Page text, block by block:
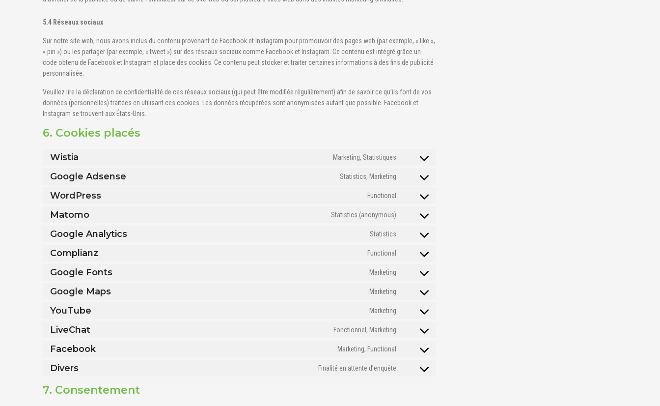
5.4 Réseaux sociaux
Sur notre site web, nous avons inclus du contenu provenant de Facebook et Instagram pour promouvoir des pages web (par exemple, « like »,
« pin ») ou les partager (par exemple, « tweet ») sur des réseaux sociaux comme Facebook et Instagram. Ce contenu est intégré grâce un
code obtenu de Facebook et Instagram et place des cookies. Ce contenu peut stocker et traiter certaines informations à des fins de publicité
personnalisée.
Veuillez lire la déclaration de confidentialité de ces réseaux sociaux (qui peut être modifiée régulièrement) afin de savoir ce qu’ils font de vos
données (personnelles) traitées en utilisant ces cookies. Les données récupérées sont anonymisées autant que possible. Facebook et
Instagram se trouvent aux États-Unis.
6. Cookies placés
Wistia Marketing, Statistiques
Consent
Google Adsense Statistics, Marketing
Consent
google-
adsense
WordPress Functional
Consent
wordpress
Matomo Statistics (anonymous)
Consent
matomo
Google Analytics Statistics
Consent
google-
analytics
Complianz Functional
Consent
complianz
Google Fonts Marketing
Consent
google-
Google Maps Marketing
Consent
google-
maps
YouTube Marketing
Consent
youtube
LiveChat Fonctionnel, Marketing
Consent
livechat
Facebook Marketing, Functional
Consent
Divers Finalité en attente d’enquête
Consent
7. Consentement